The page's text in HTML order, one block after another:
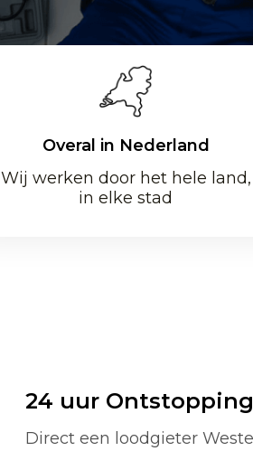
Overal in Nederland
Wij werken door het hele land,
in elke stad
24 uur
Direct een loodgieter